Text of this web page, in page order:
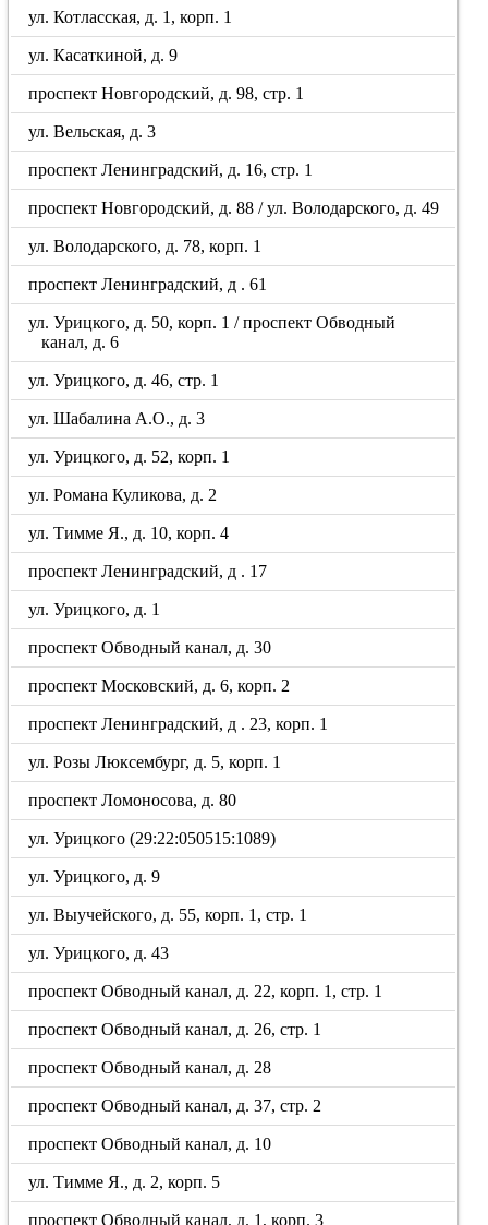
ул. Котласская, д. 1, корп. 1
ул. Касаткиной, д. 9
проспект Новгородский, д. 98, стр. 1
ул. Вельская, д. 3
проспект Ленинградский, д. 16, стр. 1
проспект Новгородский, д. 88 / ул. Володарского, д. 49
ул. Володарского, д. 78, корп. 1
проспект Ленинградский, д . 61
ул. Урицкого, д. 50, корп. 1 / проспект Обводный
канал, д. 6
ул. Урицкого, д. 46, стр. 1
ул. Шабалина А.О., д. 3
ул. Урицкого, д. 52, корп. 1
ул. Романа Куликова, д. 2
ул. Тимме Я., д. 10, корп. 4
проспект Ленинградский, д . 17
ул. Урицкого, д. 1
проспект Обводный канал, д. 30
проспект Московский, д. 6, корп. 2
проспект Ленинградский, д . 23, корп. 1
ул. Розы Люксембург, д. 5, корп. 1
проспект Ломоносова, д. 80
ул. Урицкого (29:22:050515:1089)
ул. Урицкого, д. 9
ул. Выучейского, д. 55, корп. 1, стр. 1
ул. Урицкого, д. 43
проспект Обводный канал, д. 22, корп. 1, стр. 1
проспект Обводный канал, д. 26, стр. 1
проспект Обводный канал, д. 28
проспект Обводный канал, д. 37, стр. 2
проспект Обводный канал, д. 10
ул. Тимме Я., д. 2, корп. 5
проспект Обводный канал, д. 1, корп. 3